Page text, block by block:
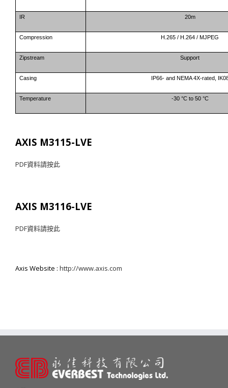
IR 20m
Compression H.265 / H.264 / MJPEG
Zipstream Support
Casing IP66- and NEMA 4X-rated,
Temperature -30 °C to 50 °C
AXIS M3115-LVE
PDF資料請按此
AXIS M3116-LVE
PDF資料請按此
Axis Website : http://www.axis.com